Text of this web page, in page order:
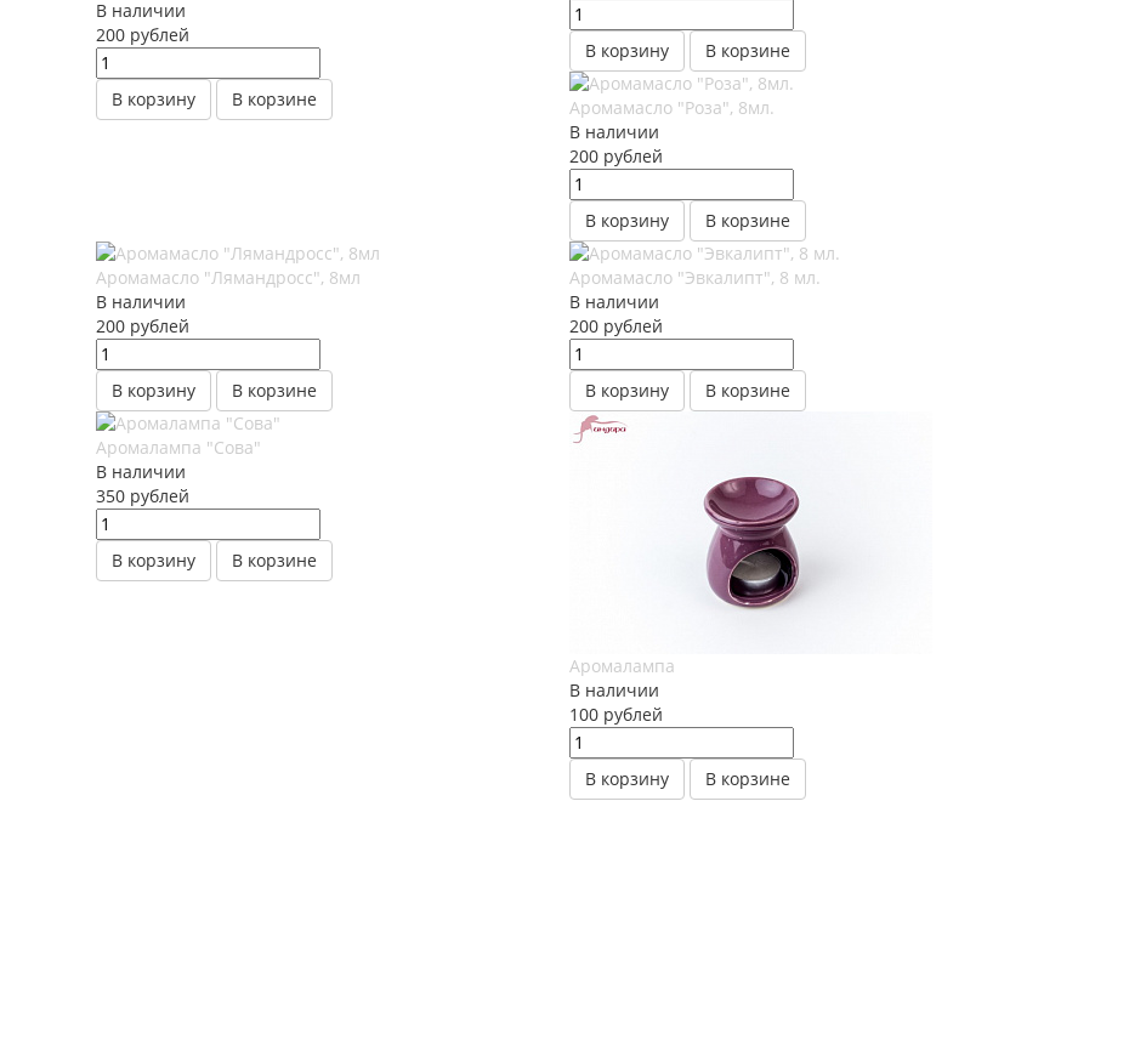
В наличии
200 рублей
В корзину В корзине
В корзину В корзине
Аромамасло "Роза", 8мл.
В наличии
200 рублей
В корзину В корзине
Аромамасло "Лямандросс", 8мл
В наличии
200 рублей
В корзину В корзине
Аромамасло "Эвкалипт", 8 мл.
В наличии
200 рублей
В корзину В корзине
Аромалампа "Сова"
В наличии
350 рублей
В корзину В корзине
Аромалампа
В наличии
100 рублей
В корзину В корзине